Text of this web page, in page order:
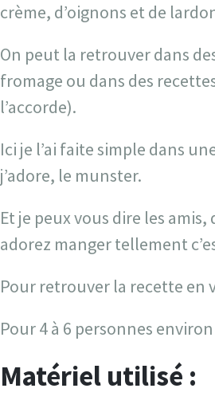
crème, d’oignons et de
On peut la retrouver dans
fromage ou dans des
l’accorde).
Ici je l’ai faite simple dans
j’adore, le munster.
Et je peux vous dire les amis,
adorez manger tellement
Pour retrouver la recette en
Pour 4 à 6 personnes environ
Matériel utilisé :